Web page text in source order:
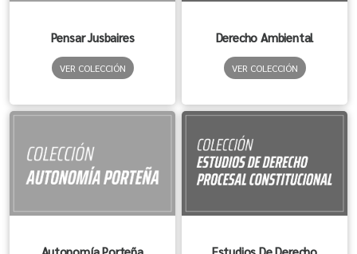
Pensar Jusbaires
VER COLECCIÓN
Derecho Ambiental
VER COLECCIÓN